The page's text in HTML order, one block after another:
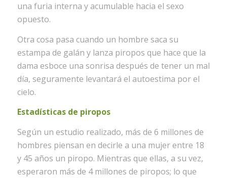
una furia interna y acumulable hacia el sexo
opuesto.
Otra cosa pasa cuando un hombre saca su
estampa de galán y lanza piropos que hace que la
dama esboce una sonrisa después de tener un mal
día, seguramente levantará el autoestima por el
cielo.
Estadísticas de piropos
Según un estudio realizado, más de 6 millones de
hombres piensan en decirle a una mujer entre 18
y 45 años un piropo. Mientras que ellas, a su vez,
esperaron más de 4 millones de piropos; lo que